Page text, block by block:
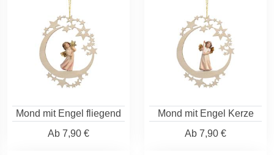
Mond mit Engel fliegend
Ab 7,90 €
Mond mit Engel Kerze
Ab 7,90 €